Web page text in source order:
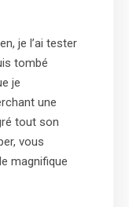
je l’ai tester
tombé
je
une
tout son
vous
magnifique